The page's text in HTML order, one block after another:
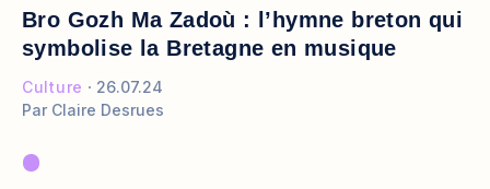
Bro Gozh Ma Zadoù : l’hymne breton qui
symbolise la Bretagne en musique
Culture
26.07.24
Par Claire Desrues